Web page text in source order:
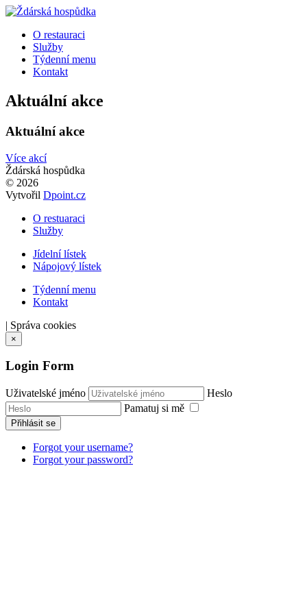
O restauraci
Služby
Týdenní menu
Kontakt
Aktuální akce
Aktuální akce
Více akcí
Ždárská hospůdka
© 2026
Vytvořil Dpoint.cz
O restuaraci
Služby
Jídelní lístek
Nápojový lístek
Týdenní menu
Kontakt
| Správa cookies
×
Login Form
Uživatelské jméno
Heslo
Pamatuj si mě
Přihlásit se
Forgot your username?
Forgot your password?